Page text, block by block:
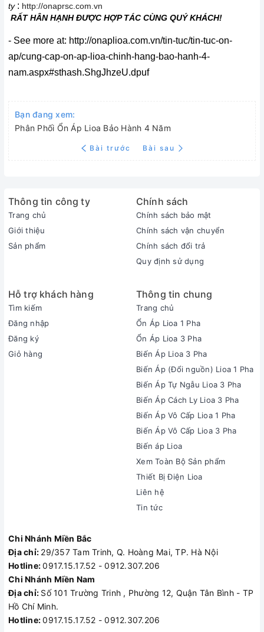
ty: http://onaprsc.com.vn
RẤT HÂN HẠNH ĐƯỢC HỢP TÁC CÙNG QUÝ KHÁCH!
- See more at: http://onaplioa.com.vn/tin-tuc/tin-tuc-on-
ap/cung-cap-on-ap-lioa-chinh-hang-bao-hanh-4-
nam.aspx#sthash.ShgJhzeU.dpuf
Bạn đang xem:
Phân Phối Ổn Áp Lioa Bảo Hành 4 Năm
Bài trước Bài sau
Thông tin công ty
Trang chủ
Giới thiệu
Sản phẩm
Chính sách
Chính sách bảo mật
Chính sách vận chuyển
Chính sách đổi trả
Quy định sử dụng
Hỗ trợ khách hàng
Tìm kiếm
Đăng nhập
Đăng ký
Giỏ hàng
Thông tin chung
Trang chủ
Ổn Áp Lioa 1 Pha
Ổn Áp Lioa 3 Pha
Biến Áp Lioa 3 Pha
Biến Áp (Đổi nguồn) Lioa 1 Pha
Biến Áp Tự Ngẫu Lioa 3 Pha
Biến Áp Cách Ly Lioa 3 Pha
Biến Áp Vô Cấp Lioa 1 Pha
Biến Áp Vô Cấp Lioa 3 Pha
Biến áp Lioa
Xem Toàn Bộ Sản phẩm
Thiết Bị Điện Lioa
Liên hệ
Tin tức
Chi Nhánh Miền Bắc
Địa chỉ: 29/357 Tam Trinh, Q. Hoàng Mai, TP. Hà Nội
Hotline:0917.15.17.52 - 0912.307.206
Chi Nhánh Miền Nam
Địa chỉ: Số 101 Trường Trinh , Phường 12, Quận Tân Bình - TP
Hồ Chí Minh.
Hotline:0917.15.17.52 - 0912.307.206